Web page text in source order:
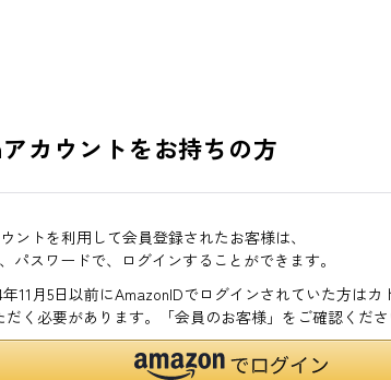
カウントをお持ちの方
ントを利用して会員登録されたお客様は、
パスワードで、ログインすることができます。
年11月5日以前にAmazonIDでログインされていた方はカ
だく必要があります。「会員のお客様」をご確認くださ